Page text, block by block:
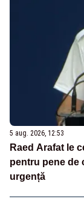
5 aug. 2026, 12:53
Raed Arafat le
pentru pene de
urgență